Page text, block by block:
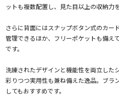
ットも複数配置し、見た目以上の収納力
さらに背面にはスナップボタン式のカー
管理できるほか、フリーポケットも備え
です。
洗練されたデザインと機能性を両立した
彩りつつ実用性も兼ね備えた逸品。ブラ
してもおすすめです。